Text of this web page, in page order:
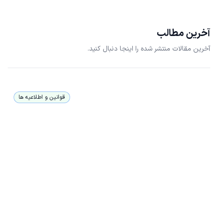
آخرین مطالب
آخرین مقالات منتشر شده را اینجا دنبال کنید.
قوانین و اطلاعیه ها